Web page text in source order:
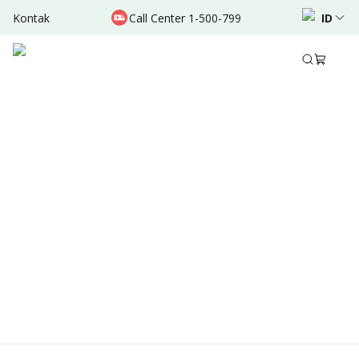
Kontak Call Center 1-500-799 ID
Location & Schedule